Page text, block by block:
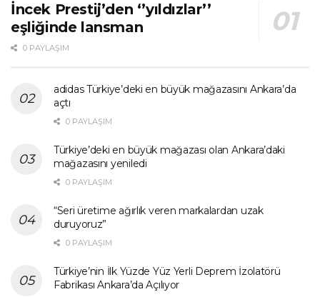
İncek Prestij’den ‘’yıldızlar’’
eşliğinde lansman
0 PAYLAŞIM
adidas Türkiye’deki en büyük mağazasını Ankara’da
açtı
0 PAYLAŞIM
Türkiye’deki en büyük mağazası olan Ankara’daki
mağazasını yeniledi
0 PAYLAŞIM
“Seri üretime ağırlık veren markalardan uzak
duruyoruz”
0 PAYLAŞIM
Türkiye’nin İlk Yüzde Yüz Yerli Deprem İzolatörü
Fabrikası Ankara’da Açılıyor